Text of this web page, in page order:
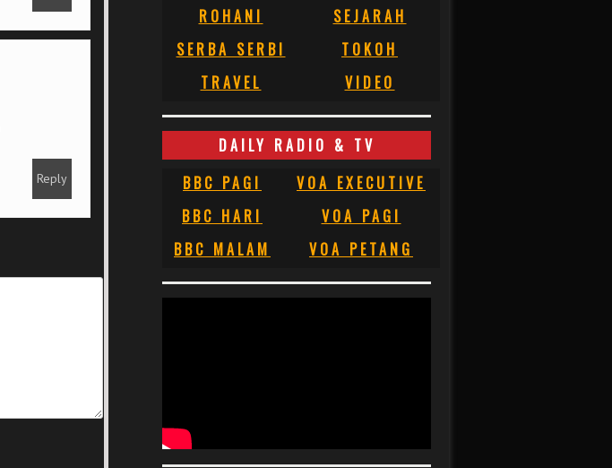
Reply
ROHANI
SEJARAH
SERBA SERBI
TOKOH
TRAVEL
VIDEO
DAILY RADIO & TV
BBC PAGI
VOA EXECUTIVE
BBC HARI
VOA PAGI
BBC MALAM
VOA PETANG